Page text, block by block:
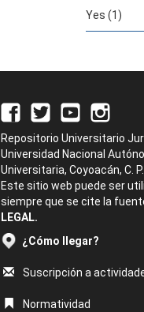
Yes (1)
Repositorio Universitario
Universidad Nacional
Universitaria, Coyoacán, C.
Este sitio web puede ser
siempre que se cite la
LEGAL.
¿Cómo llegar?
Suscripción a
Normatividad